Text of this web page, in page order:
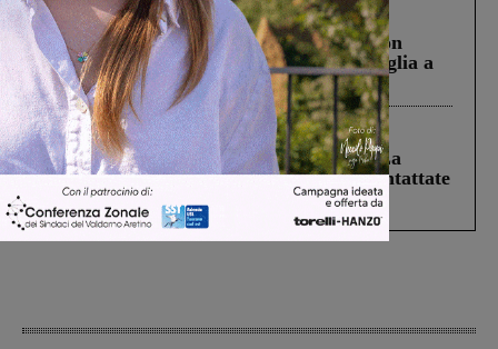
Cronaca 3 Agosto 2026
Scomparso da una struttura di Castiglion
Fiorentino l’uomo che aveva ucciso la figlia a
Levane nel 2020
Cronaca 5 Agosto 2026
Continuano le ricerche di Miah Billal. La
Prefettura: “In caso di avvistamento contattate
il 112”